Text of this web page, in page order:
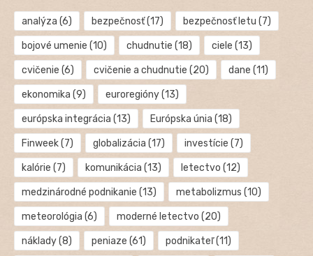
analýza (6) bezpečnosť(17) bezpečnosť letu (7)
bojové umenie (10) chudnutie (18) ciele (13)
cvičenie (6) cvičenie a chudnutie (20) dane (11)
ekonomika (9) euroregióny(13)
európska integrácia (13) Európska únia (18)
Finweek(7) globalizácia (17) investície (7)
kalórie (7) komunikácia (13) letectvo (12)
medzinárodné podnikanie (13) metabolizmus (10)
meteorológia (6) moderné letectvo (20)
náklady(8) peniaze (61) podnikateľ(11)